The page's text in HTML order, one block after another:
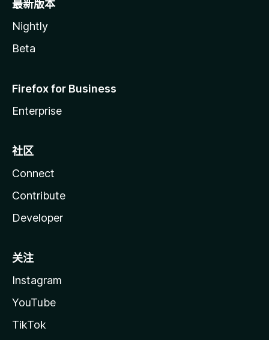
最新版本
Nightly
Beta
Firefox for Business
Enterprise
社区
Connect
Contribute
Developer
关注
Instagram
YouTube
TikTok